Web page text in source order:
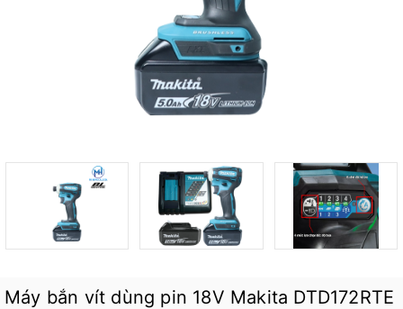
Máy bắn vít dùng pin 18V Makita DTD172RTE